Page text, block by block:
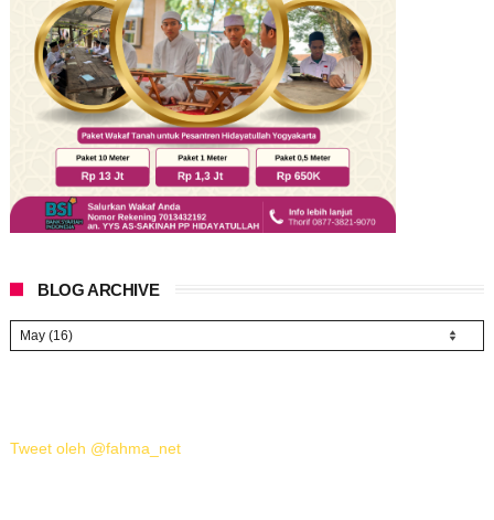
BLOG ARCHIVE
Tweet oleh @fahma_net